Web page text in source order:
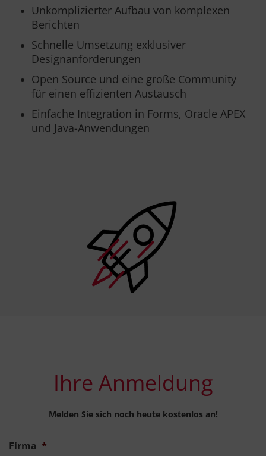
Unkomplizierter Aufbau von komplexen
Berichten
Schnelle Umsetzung exklusiver
Designanforderungen
Open Source und eine große Community
für einen effizienten Austausch
Einfache Integration in Forms, Oracle APEX
und Java-Anwendungen
Ihre Anmeldung
Melden Sie sich noch heute kostenlos an!
Firma *